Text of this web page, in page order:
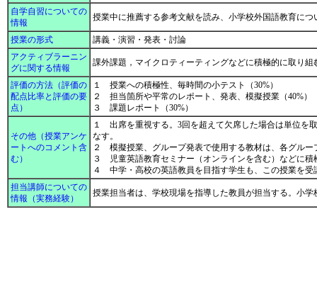
自学自習についての
情報
授業中に推薦する参考文献を読み、小学校外国語教育に
授業の形式
講義・演習・発表・討論
アクティブラーニン
グに関する情報
課外課題，マイクロティーティングなどに積極的に取り
評価の方法（評価の
配点比率と評価の要
点）
１ 授業への積極性、毎時間の小テスト（30%）
２ 担当箇所や平常のレポート、発表、模擬授業（40%）
３ 課題レポート（30%）
その他（授業アンケ
ートへのコメント含
む）
１ 出席を重視する。3回を超えて欠席した場合は単位を
なす。
２ 模擬授業、グループ発表で使用する教材は、各グルー
３ 児童英語教育セミナー（オンラインを含む）などに積
４ 中学・高校の英語教員を目指す学生も、この授業を
担当講師についての
情報（実務経験）
授業担当者は、学校現場を指導した教員が担当する。小